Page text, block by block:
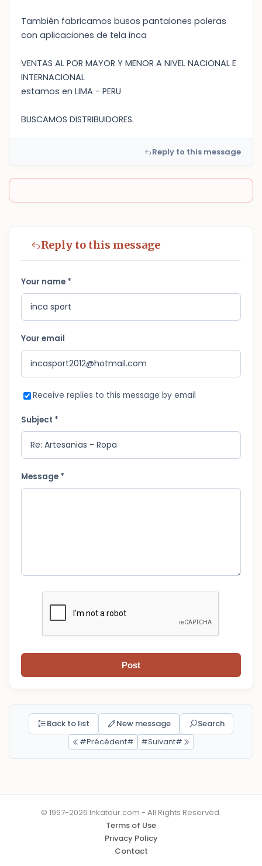
También fabricamos busos pantalones poleras
con aplicaciones de tela inca
VENTAS AL POR MAYOR Y MENOR A NIVEL NACIONAL E
INTERNACIONAL
estamos en LIMA - PERU
BUSCAMOS DISTRIBUIDORES.
Reply to this message
Reply to this message
Your name *
Your email
Receive replies to this message by email
Subject *
Message *
Post
Back to list New message
Search
#Précédent#
#Suivant#
© 1997-2026 Inkatour.com - All Rights Reserved.
Terms of Use
Privacy Policy
Contact